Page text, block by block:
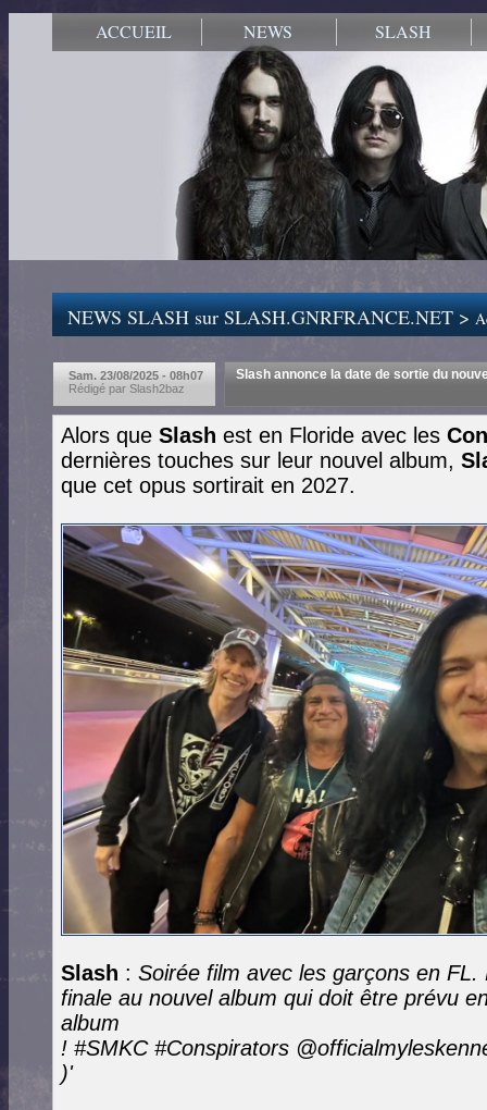
ACCUEIL NEWS SLASH
NEWS SLASH sur SLASH.GNRFRANCE.NET >
Sam. 23/08/2025 - 08h07
Rédigé par Slash2baz
Slash annonce la date de sortie du
Alors que Slash est en Floride avec les
dernières touches sur leur nouvel album,
que cet opus sortirait en 2027.
Slash : Soirée film avec les garçons en
finale au nouvel album qui doit être prévu
album
! #SMKC #Conspirators
)'